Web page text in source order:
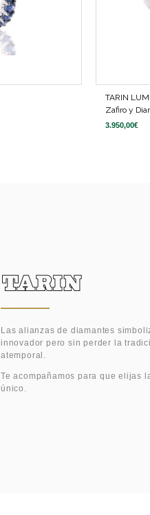
TARIN
Zafiro y
3.950,00€
Las alianzas de diamantes
innovador pero sin perder la
atemporal.
Te acompañamos para que elijas
único.